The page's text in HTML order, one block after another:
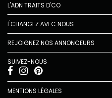
L'ADN TRAITS D'CO
ÉCHANGEZ AVEC NOUS
REJOIGNEZ NOS ANNONCEURS
SUIVEZ-NOUS
MENTIONS LÉGALES